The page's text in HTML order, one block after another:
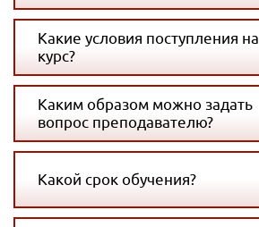
Какие условия поступления на
курс?
Каким образом можно задать
вопрос преподавателю?
Какой срок обучения?